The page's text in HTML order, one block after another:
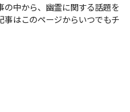
の中から、幽霊に関する話題を
事はこのページからいつでもチ